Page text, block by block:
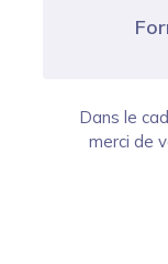
Dans le
merci de